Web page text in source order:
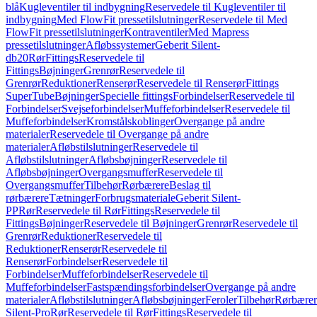
blåKugleventiler til indbygningReservedele til Kugleventiler til
indbygningMed FlowFit pressetilslutningerReservedele til Med
FlowFit pressetilslutningerKontraventilerMed Mapress
pressetilslutningerAfløbssystemerGeberit Silent-
db20RørFittingsReservedele til
FittingsBøjningerGrenrørReservedele til
GrenrørReduktionerRenserørReservedele til RenserørFittings
SuperTubeBøjningerSpecielle fittingsForbindelserReservedele til
ForbindelserSvejseforbindelserMuffeforbindelserReservedele til
MuffeforbindelserKromstålskoblingerOvergange på andre
materialerReservedele til Overgange på andre
materialerAfløbstilslutningerReservedele til
AfløbstilslutningerAfløbsbøjningerReservedele til
AfløbsbøjningerOvergangsmufferReservedele til
OvergangsmufferTilbehørRørbærereBeslag til
rørbærereTætningerForbrugsmaterialeGeberit Silent-
PPRørReservedele til RørFittingsReservedele til
FittingsBøjningerReservedele til BøjningerGrenrørReservedele til
GrenrørReduktionerReservedele til
ReduktionerRenserørReservedele til
RenserørForbindelserReservedele til
ForbindelserMuffeforbindelserReservedele til
MuffeforbindelserFastspændingsforbindelserOvergange på andre
materialerAfløbstilslutningerAfløbsbøjningerFerolerTilbehør
Silent-ProRørReservedele til RørFittingsReservedele til